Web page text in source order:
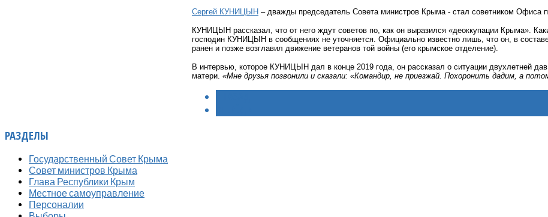
Сергей КУНИЦЫН – дважды председатель Совета министров Крыма - стал советником
КУНИЦЫН рассказал, что от него ждут советов по, как он выразился «деоккупации Крыма».
господин КУНИЦЫН в сообщениях не уточняется. Официально известно лишь, что он, в
ранен и позже возглавил движение ветеранов той войны (его крымское отделение).
В интервью, которое КУНИЦЫН дал в конце 2019 года, он рассказал о ситуации двухлетней
матери. «Мне друзья позвонили и сказали: «Командир, не приезжай. Похоронить дадим, а
РАЗДЕЛЫ
Государственный Совет Крыма
Совет министров Крыма
Глава Республики Крым
Местное самоуправление
Персоналии